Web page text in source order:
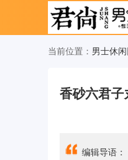
当前位置： 男士休
香砂六君子
编辑导语